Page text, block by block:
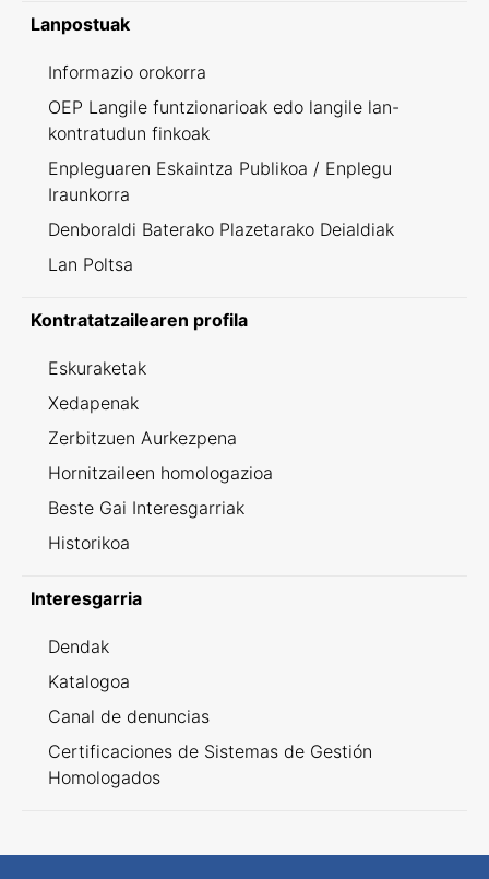
Lanpostuak
Informazio orokorra
OEP Langile funtzionarioak edo langile lan-
kontratudun finkoak
Enpleguaren Eskaintza Publikoa / Enplegu
Iraunkorra
Denboraldi Baterako Plazetarako Deialdiak
Lan Poltsa
Kontratatzailearen profila
Eskuraketak
Xedapenak
Zerbitzuen Aurkezpena
Hornitzaileen homologazioa
Beste Gai Interesgarriak
Historikoa
Interesgarria
Dendak
Katalogoa
Canal de denuncias
Certificaciones de Sistemas de Gestión
Homologados